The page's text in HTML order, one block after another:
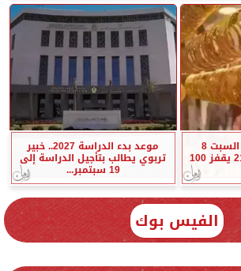
أسعار الذهب اليوم السبت 8
أغسطس 2026.. عيار 21 يقفز 100
موعد بدء الدراسة 2027.. خبير
تربوي يطالب بتأجيل الدراسة إلى
19 سبتمبر...
الفيس بوك